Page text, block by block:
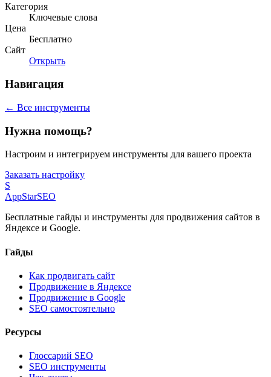
Категория
Ключевые слова
Цена
Бесплатно
Сайт
Открыть
Навигация
← Все инструменты
Нужна помощь?
Настроим и интегрируем инструменты для вашего проекта
Заказать настройку
S
AppStarSEO
Бесплатные гайды и инструменты для продвижения сайтов в
Яндексе и Google.
Гайды
Как продвигать сайт
Продвижение в Яндексе
Продвижение в Google
SEO самостоятельно
Ресурсы
Глоссарий SEO
SEO инструменты